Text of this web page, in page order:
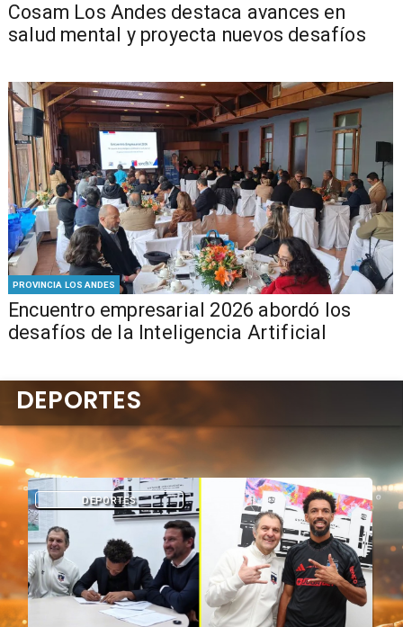
Cosam Los Andes destaca avances en
salud mental y proyecta nuevos desafíos
PROVINCIA LOS ANDES
Encuentro empresarial 2026 abordó los
desafíos de la Inteligencia Artificial
DEPORTES
DEPORTES